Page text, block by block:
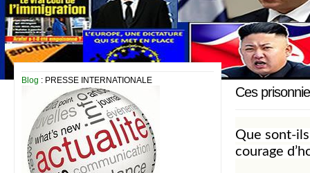
Blog : PRESSE INTERNATIONALE 24 avril 2014
Ces
Que sont-
courage